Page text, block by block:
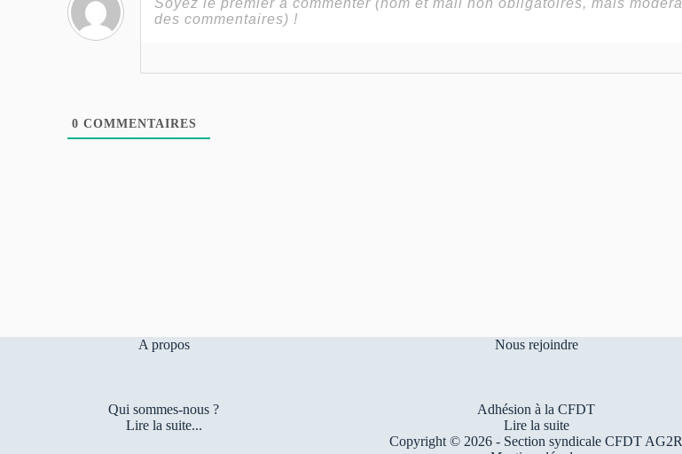
0 COMMENTAIRES
A propos
Qui sommes-nous ?
Lire la suite...
Nous rejoindre
Adhésion à la CFDT
Lire la suite
Copyright © 2026 - Section syndicale CFDT AG2R